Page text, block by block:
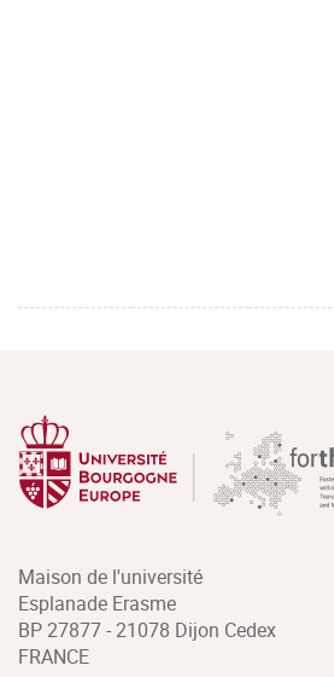
Maison de l'université
Esplanade Erasme
BP 27877 - 21078 Dijon Cedex
FRANCE